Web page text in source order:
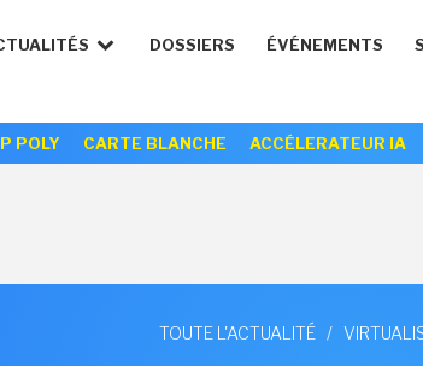
DOSSIERS ÉVÉNEMENTS
POLY CARTE BLANCHE ACCÉLERATEUR IA
TOUTE L'ACTUALITÉ /